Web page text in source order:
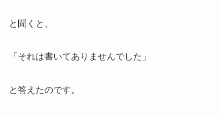
と聞くと、
「それは書いてありませんでした」
と答えたのです。